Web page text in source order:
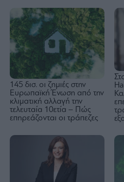
145 δισ. οι ζημιές στην
Ευρωπαϊκή Ένωση από την
κλιματική αλλαγή την
τελευταία 10ετία – Πώς
επηρεάζονται οι τράπεζες